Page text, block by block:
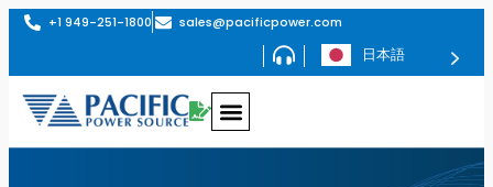
+1 949-251-1800 sales@pacificpower.com
日本語